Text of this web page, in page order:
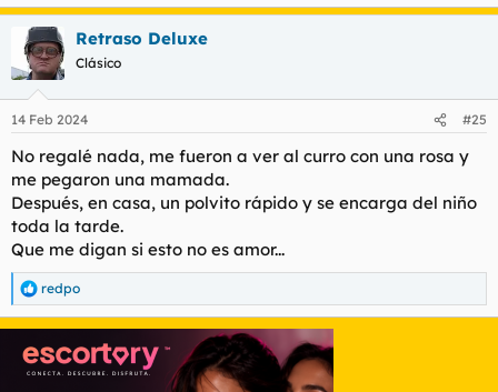
a
c
i
e
:
Retraso Deluxe
Clásico
14 Feb 2024 #25
No regalé nada, me fueron a ver al curro con una rosa y
me pegaron una mamada.
Después, en casa, un polvito rápido y se encarga del niño
toda la tarde.
Que me digan si esto no es amor...
R
e
a
c
c
redpo